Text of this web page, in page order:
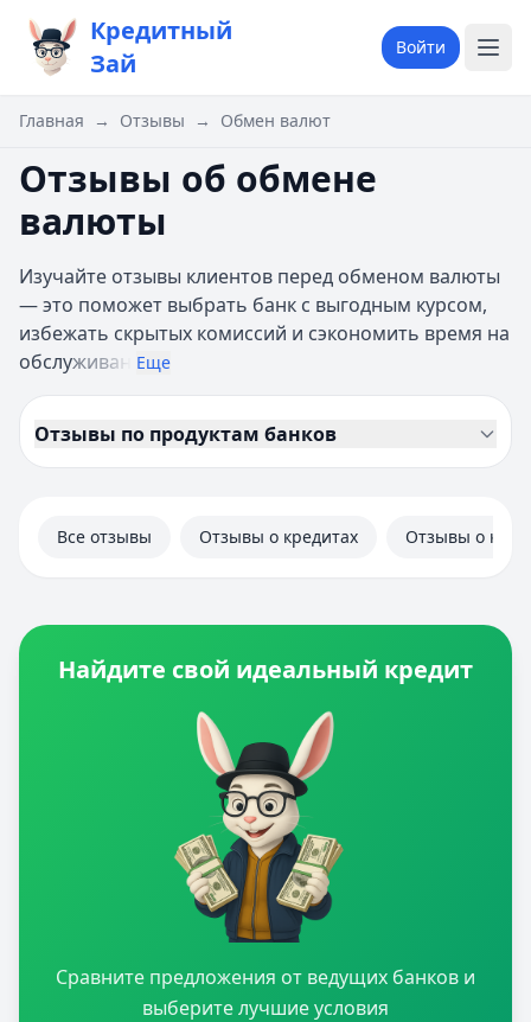
Кредитный
Зай
Войти
Главная → Отзывы → Обмен валют
Отзывы об обмене
валюты
Изучайте отзывы клиентов перед обменом валюты
— это поможет выбрать банк с выгодным курсом,
избежать скрытых комиссий и сэкономить время на
обслуживан Еще
Отзывы по продуктам банков
Все отзывы Отзывы о кредитах Отзывы о
Найдите свой идеальный кредит
Сравните предложения от ведущих банков и
выберите лучшие условия